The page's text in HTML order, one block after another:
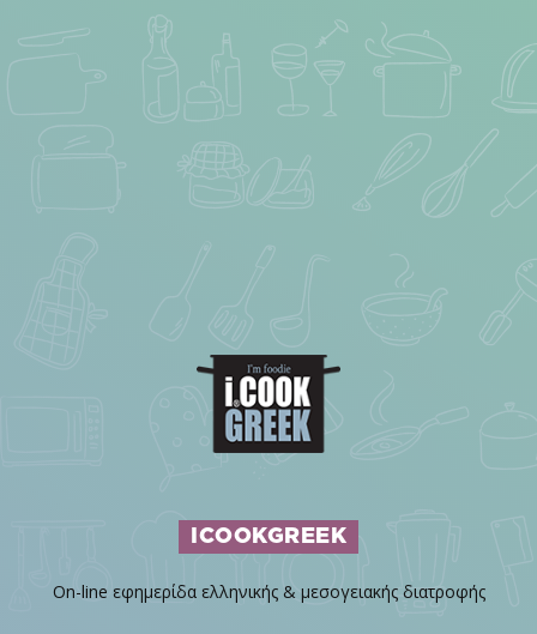
ICOOKGREEK
On-line εφημερίδα ελληνικής & μεσογειακής διατροφής